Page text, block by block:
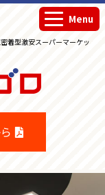
着型激安スーパーマーケッ
Menu